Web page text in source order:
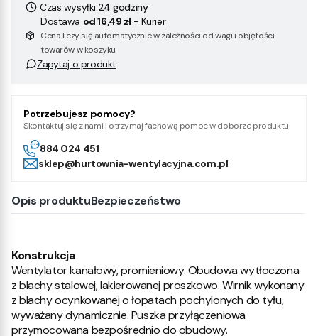
Czas wysyłki:24 godziny
Dostawa od 16,49 zł - Kurier
Cena liczy się automatycznie w zależności od wagi i objętości
towarów w koszyku
Zapytaj o produkt
Potrzebujesz pomocy?
Skontaktuj się z nami i otrzymaj fachową pomoc w doborze produktu
884 024 451
sklep@hurtownia-wentylacyjna.com.pl
Opis produktuBezpieczeństwo
Konstrukcja
Wentylator kanałowy, promieniowy. Obudowa wytłoczona
z blachy stalowej, lakierowanej proszkowo. Wirnik wykonany
z blachy ocynkowanej o łopatach pochylonych do tyłu,
wyważany dynamicznie. Puszka przyłączeniowa
przymocowana bezpośrednio do obudowy.